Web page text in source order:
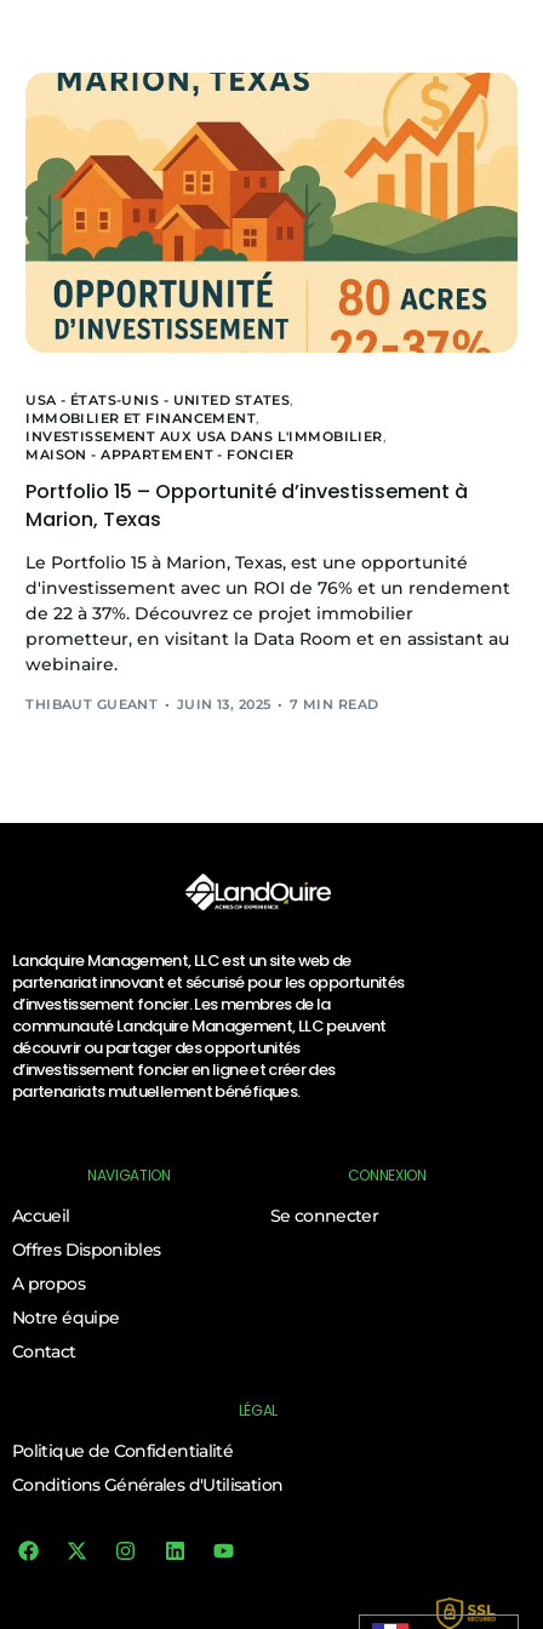
USA - ÉTATS-UNIS - UNITED STATES,
IMMOBILIER ET FINANCEMENT,
INVESTISSEMENT AUX USA DANS L'IMMOBILIER,
MAISON - APPARTEMENT - FONCIER
Portfolio 15 – Opportunité d’investissement à
Marion, Texas
Le Portfolio 15 à Marion, Texas, est une opportunité
d'investissement avec un ROI de 76% et un rendement
de 22 à 37%. Découvrez ce projet immobilier
prometteur, en visitant la Data Room et en assistant au
webinaire.
THIBAUT GUEANT JUIN 13, 2025 7 MIN READ
Landquire Management, LLC est un site web de
partenariat innovant et sécurisé pour les opportunités
d’investissement foncier. Les membres de la
communauté Landquire Management, LLC peuvent
découvrir ou partager des opportunités
d’investissement foncier en ligne et créer des
partenariats mutuellement bénéfiques.
NAVIGATION
Accueil
Offres Disponibles
A propos
Notre équipe
Contact
CONNEXION
Se connecter
LÉGAL
Politique de Confidentialité
Conditions Générales d'Utilisation